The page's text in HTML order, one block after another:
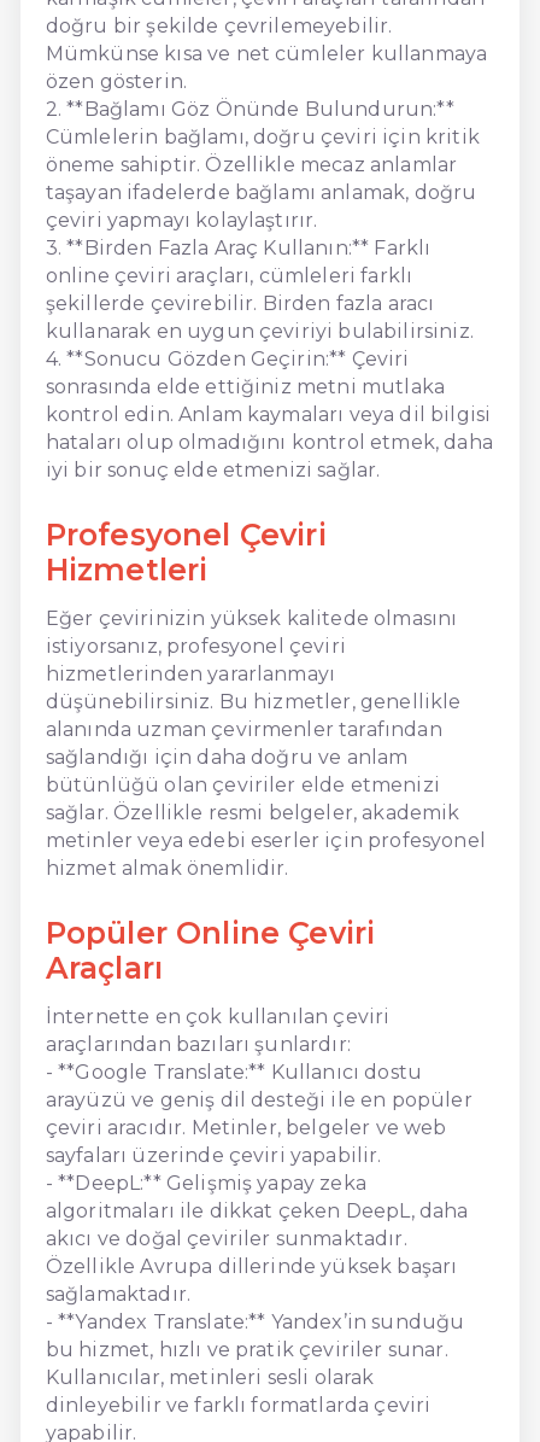
doğru bir şekilde çevrilemeyebilir.
Mümkünse kısa ve net cümleler kullanmaya
özen gösterin.
2. **Bağlamı Göz Önünde Bulundurun:**
Cümlelerin bağlamı, doğru çeviri için kritik
öneme sahiptir. Özellikle mecaz anlamlar
taşayan ifadelerde bağlamı anlamak, doğru
çeviri yapmayı kolaylaştırır.
3. **Birden Fazla Araç Kullanın:** Farklı
online çeviri araçları, cümleleri farklı
şekillerde çevirebilir. Birden fazla aracı
kullanarak en uygun çeviriyi bulabilirsiniz.
4. **Sonucu Gözden Geçirin:** Çeviri
sonrasında elde ettiğiniz metni mutlaka
kontrol edin. Anlam kaymaları veya dil bilgisi
hataları olup olmadığını kontrol etmek, daha
iyi bir sonuç elde etmenizi sağlar.
Profesyonel Çeviri
Hizmetleri
Eğer çevirinizin yüksek kalitede olmasını
istiyorsanız, profesyonel çeviri
hizmetlerinden yararlanmayı
düşünebilirsiniz. Bu hizmetler, genellikle
alanında uzman çevirmenler tarafından
sağlandığı için daha doğru ve anlam
bütünlüğü olan çeviriler elde etmenizi
sağlar. Özellikle resmi belgeler, akademik
metinler veya edebi eserler için profesyonel
hizmet almak önemlidir.
Popüler Online Çeviri
Araçları
İnternette en çok kullanılan çeviri
araçlarından bazıları şunlardır:
- **Google Translate:** Kullanıcı dostu
arayüzü ve geniş dil desteği ile en popüler
çeviri aracıdır. Metinler, belgeler ve web
sayfaları üzerinde çeviri yapabilir.
- **DeepL:** Gelişmiş yapay zeka
algoritmaları ile dikkat çeken DeepL, daha
akıcı ve doğal çeviriler sunmaktadır.
Özellikle Avrupa dillerinde yüksek başarı
sağlamaktadır.
- **Yandex Translate:** Yandex’in sunduğu
bu hizmet, hızlı ve pratik çeviriler sunar.
Kullanıcılar, metinleri sesli olarak
dinleyebilir ve farklı formatlarda çeviri
yapabilir.